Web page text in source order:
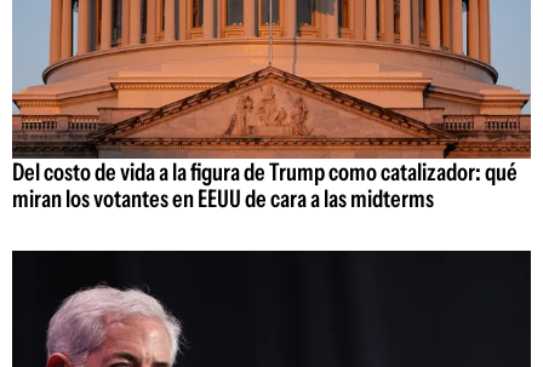
Del costo de vida a la figura de Trump como catalizador: qué
miran los votantes en EEUU de cara a las midterms